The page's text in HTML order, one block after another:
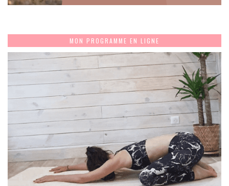
MON PROGRAMME EN LIGNE